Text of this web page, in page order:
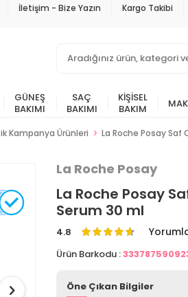
İletişim - Bize Yazın Kargo Takibi
GÜNEŞ
BAKIMI
SAÇ
BAKIMI
KIŞISEL
BAKIM
Kampanya Ürünleri La Roche Posay Saf
La Roche Posay
La Roche Posay
Serum 30 ml
4.8
Ürün Barkodu :
Öne Çıkan Bilgiler